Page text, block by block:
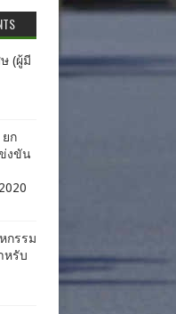
(ผู้มี
ก
งขัน
กรรม
หรับ